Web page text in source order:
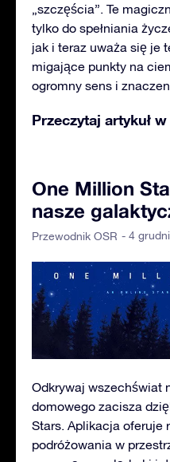
„szczęścia”. Te
tylko do spełniania
jak i teraz uważa się je
migające punkty na
ogromny sens i
Przeczytaj artykuł w
One Million
nasze
Przewodnik OSR - 4
Odkrywaj wszechświat
domowego zacisza
Stars. Aplikacja oferuje
podróżowania w